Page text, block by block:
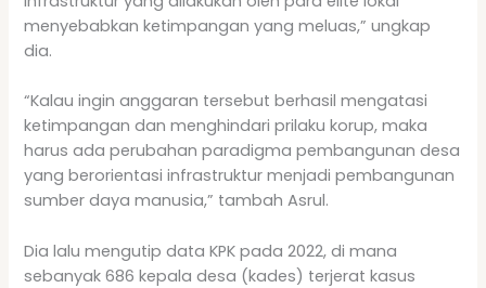
menyebabkan ketimpangan yang meluas,” ungkap
dia.
“Kalau ingin anggaran tersebut berhasil mengatasi
ketimpangan dan menghindari prilaku korup, maka
harus ada perubahan paradigma pembangunan desa
yang berorientasi infrastruktur menjadi pembangunan
sumber daya manusia,” tambah Asrul.
Dia lalu mengutip data KPK pada 2022, di mana
sebanyak 686 kepala desa (kades) terjerat kasus